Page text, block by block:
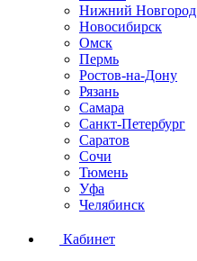
Нижний Новгород
Новосибирск
Омск
Пермь
Ростов-на-Дону
Рязань
Самара
Санкт-Петербург
Саратов
Сочи
Тюмень
Уфа
Челябинск
Кабинет